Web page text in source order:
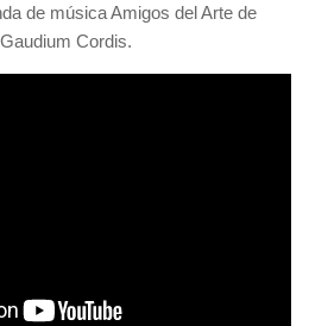
de música Amigos del Arte de
Cordis.